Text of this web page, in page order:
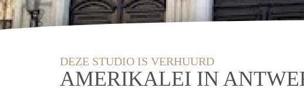
DEZE STUDIO IS VERHUURD
AMERIKALEI IN